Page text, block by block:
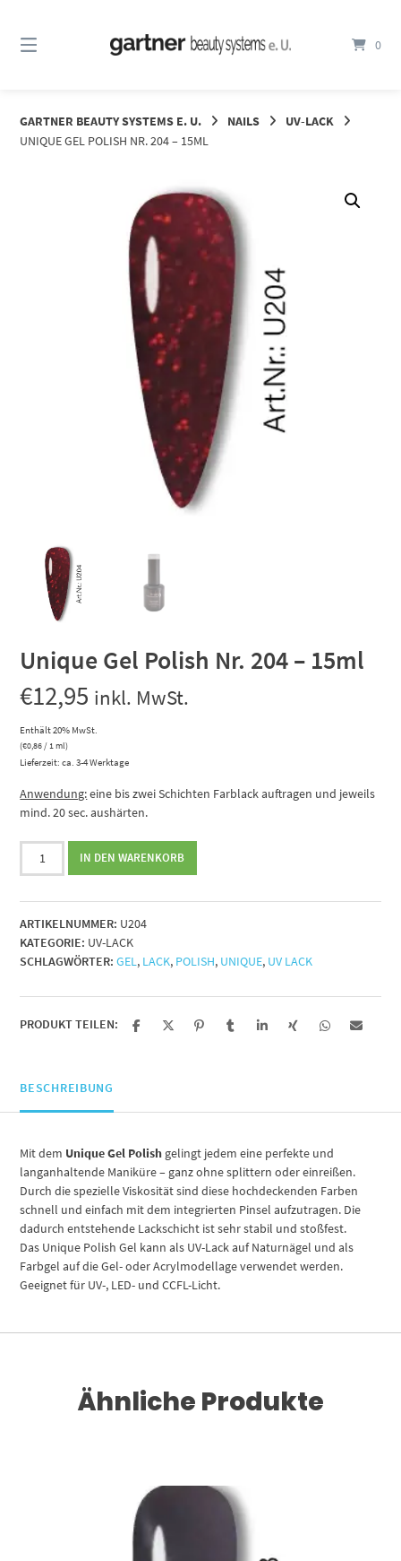
Inhalt
0
GARTNER BEAUTY SYSTEMS E. U. NAILS
UV-LACK
UNIQUE GEL POLISH NR. 204 – 15ML
Unique Gel Polish Nr. 204 – 15ml
€12,95 inkl. MwSt.
Enthält 20% MwSt.
(€0,86/ 1 ml)
Lieferzeit: ca. 3-4 Werktage
Anwendung:eine bis zwei Schichten Farblack auftragen und jeweils
mind. 20 sec. aushärten.
Unique
Nr.
204
-
15ml
IN DEN WARENKORB
ARTIKELNUMMER: U204
KATEGORIE: UV-LACK
SCHLAGWÖRTER: GEL, LACK, POLISH, UNIQUE, UV LACK
PRODUKT TEILEN:
BESCHREIBUNG
Mit dem Unique Gel Polish gelingt jedem eine perfekte und
langanhaltende Maniküre – ganz ohne splittern oder einreißen.
Durch die spezielle Viskosität sind diese hochdeckenden Farben
schnell und einfach mit dem integrierten Pinsel aufzutragen. Die
dadurch entstehende Lackschicht ist sehr stabil und stoßfest.
Das Unique Polish Gel kann als UV-Lack auf Naturnägel und als
Farbgel auf die Gel- oder Acrylmodellage verwendet werden.
Geeignet für UV-, LED- und CCFL-Licht.
Ähnliche Produkte